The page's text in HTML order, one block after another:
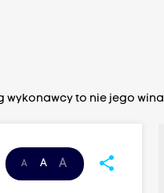
wykonawcy to nie jego wina
A A A share